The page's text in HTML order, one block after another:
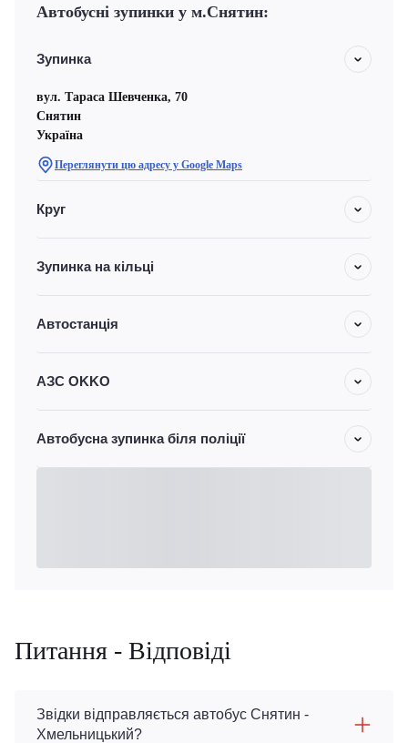
Автобусні зупинки у м.Снятин:
Зупинка
вул. Тараса Шевченка, 70
Снятин
Україна
Переглянути цю адресу у Google Maps
Круг
Зупинка на кільці
Автостанція
АЗС OKKO
Автобусна зупинка біля поліції
Питання - Відповіді
Звідки відправляється автобус Снятин -
Хмельницький?